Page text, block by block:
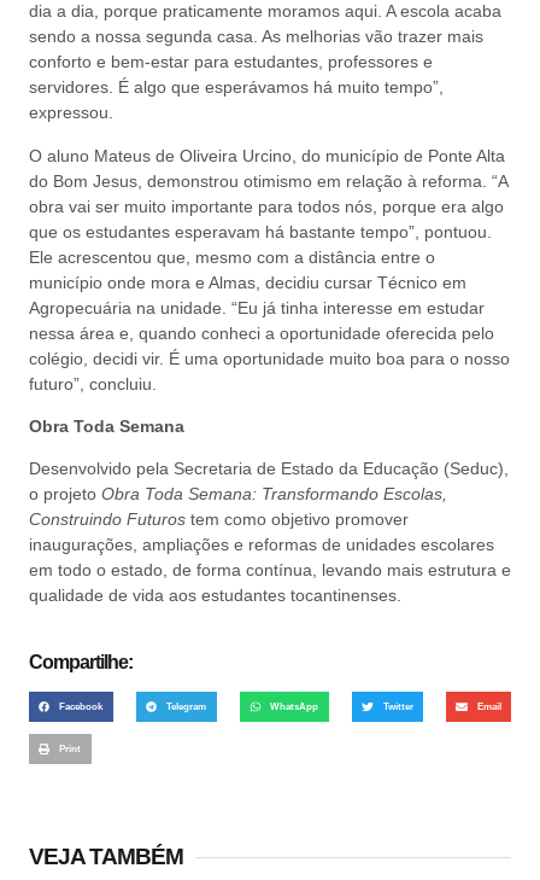
dia a dia, porque praticamente moramos aqui. A escola acaba
sendo a nossa segunda casa. As melhorias vão trazer mais
conforto e bem-estar para estudantes, professores e
servidores. É algo que esperávamos há muito tempo”,
expressou.
O aluno Mateus de Oliveira Urcino, do município de Ponte Alta
do Bom Jesus, demonstrou otimismo em relação à reforma. “A
obra vai ser muito importante para todos nós, porque era algo
que os estudantes esperavam há bastante tempo”, pontuou.
Ele acrescentou que, mesmo com a distância entre o
município onde mora e Almas, decidiu cursar Técnico em
Agropecuária na unidade. “Eu já tinha interesse em estudar
nessa área e, quando conheci a oportunidade oferecida pelo
colégio, decidi vir. É uma oportunidade muito boa para o nosso
futuro”, concluiu.
Obra Toda Semana
Desenvolvido pela Secretaria de Estado da Educação (Seduc),
o projeto Obra Toda Semana: Transformando Escolas,
Construindo Futuros tem como objetivo promover
inaugurações, ampliações e reformas de unidades escolares
em todo o estado, de forma contínua, levando mais estrutura e
qualidade de vida aos estudantes tocantinenses.
Compartilhe:
Facebook Telegram WhatsApp Twitter Email
Print
VEJA TAMBÉM